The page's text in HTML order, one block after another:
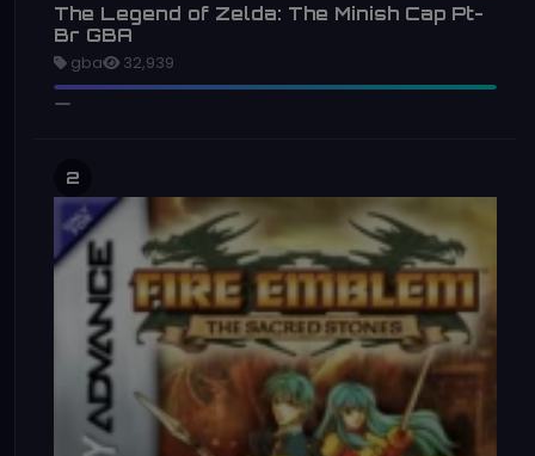
The Legend of Zelda: The Minish Cap Pt-
Br GBA
gba 32,939
2